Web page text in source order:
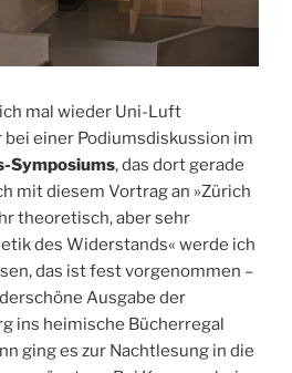
mal wieder Uni-Luft
bei einer Podiumsdiskussion im
Symposiums, das dort gerade
mit diesem Vortrag an »Zürich
theoretisch, aber sehr
des Widerstands« werde ich
das ist fest vorgenommen –
Ausgabe der
ins heimische Bücherregal
ging es zur Nachtlesung in die